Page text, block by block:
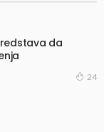
da
24